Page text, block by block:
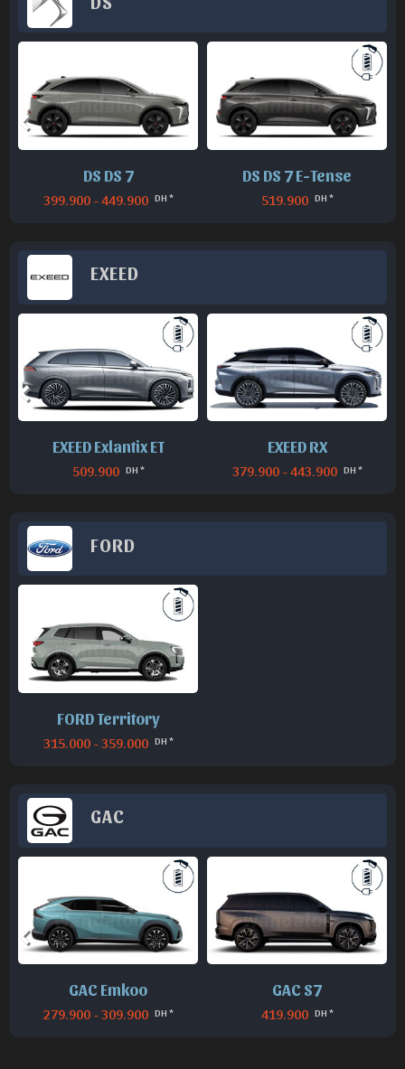
DS DS 7
399.900 - 449.900 DH *
DS DS 7 E-Tense
519.900 DH *
EXEED
EXEED Exlantix ET
509.900 DH *
EXEED RX
379.900 - 443.900 DH *
FORD
FORD Territory
315.000 - 359.000 DH *
GAC
GAC Emkoo
279.900 - 309.900 DH *
GAC S7
419.900 DH *